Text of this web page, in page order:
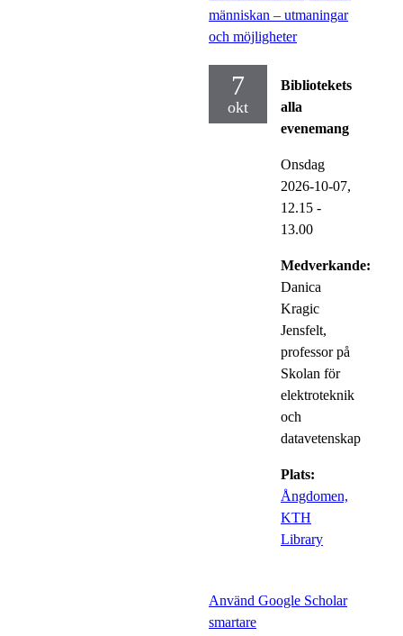
människan – utmaningar
och möjligheter
7
okt
Bibliotekets
alla
evenemang
Onsdag
2026-10-07,
12.15 -
13.00
Medverkande:
Danica
Kragic
Jensfelt,
professor på
Skolan för
elektroteknik
och
datavetenskap
Plats:
Ångdomen,
KTH
Library
Använd Google Scholar
smartare